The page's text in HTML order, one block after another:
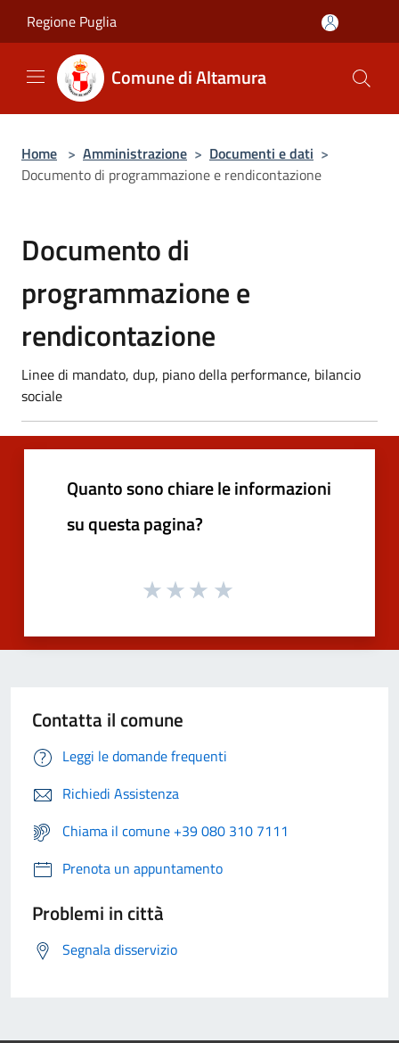
Regione Puglia
Comune di Altamura
Home > Amministrazione > Documenti e dati >
Documento di programmazione e rendicontazione
Documento di
programmazione e
rendicontazione
Linee di mandato, dup, piano della performance, bilancio
sociale
Quanto sono chiare le informazioni
su questa pagina?
Contatta il comune
Leggi le domande frequenti
Richiedi Assistenza
Chiama il comune +39 080 310 7111
Prenota un appuntamento
Problemi in città
Segnala disservizio